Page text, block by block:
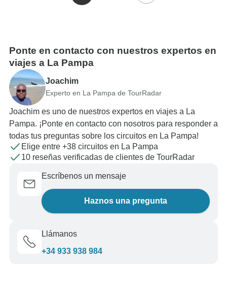
Ponte en contacto con nuestros expertos en
viajes a La Pampa
Joachim
Experto en La Pampa de TourRadar
Joachim es uno de nuestros expertos en viajes a La
Pampa. ¡Ponte en contacto con nosotros para responder a
todas tus preguntas sobre los circuitos en La Pampa!
Elige entre +38 circuitos en La Pampa
10 reseñas verificadas de clientes de TourRadar
Escríbenos un mensaje
Haznos una pregunta
Llámanos
+34 933 938 984